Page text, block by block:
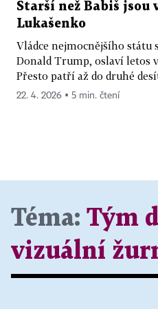
Starší než Babiš jsou
Lukašenko
Vládce nejmocnějšího státu
Donald Trump, oslaví letos
Přesto patří až do druhé
22. 4. 2026 ▪ 5 min. čtení
Téma: Tým
vizuální